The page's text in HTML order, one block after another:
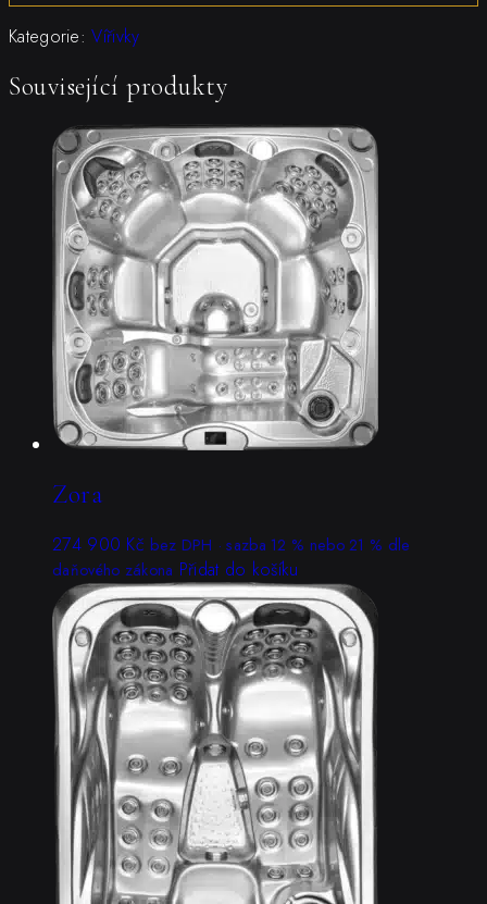
Kategorie:Vířivky
Související produkty
Zora
274 900 Kč bez DPH · sazba 12 % nebo 21 % dle
daňového zákona Přidat do košíku